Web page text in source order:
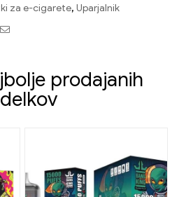
za e-cigarete, Uparjalnik
E-
prodajanih